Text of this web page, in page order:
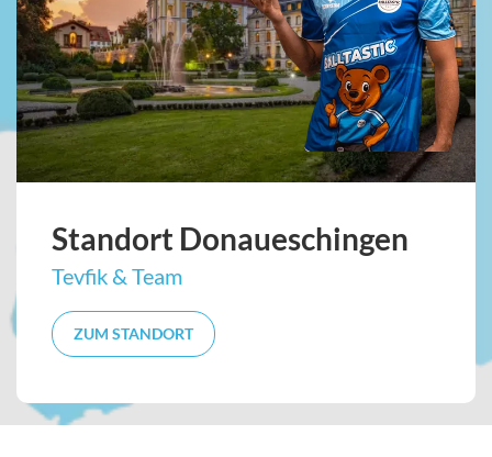
Standort Donaueschingen
Tevfik & Team
ZUM STANDORT